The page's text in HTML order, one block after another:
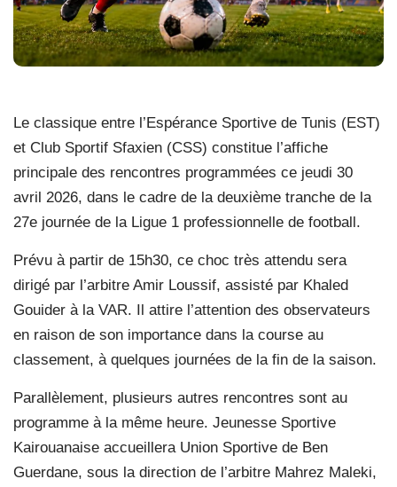
Le classique entre l’Espérance Sportive de Tunis (EST)
et Club Sportif Sfaxien (CSS) constitue l’affiche
principale des rencontres programmées ce jeudi 30
avril 2026, dans le cadre de la deuxième tranche de la
27e journée de la Ligue 1 professionnelle de football.
Prévu à partir de 15h30, ce choc très attendu sera
dirigé par l’arbitre Amir Loussif, assisté par Khaled
Gouider à la VAR. Il attire l’attention des observateurs
en raison de son importance dans la course au
classement, à quelques journées de la fin de la saison.
Parallèlement, plusieurs autres rencontres sont au
programme à la même heure. Jeunesse Sportive
Kairouanaise accueillera Union Sportive de Ben
Guerdane, sous la direction de l’arbitre Mahrez Maleki,